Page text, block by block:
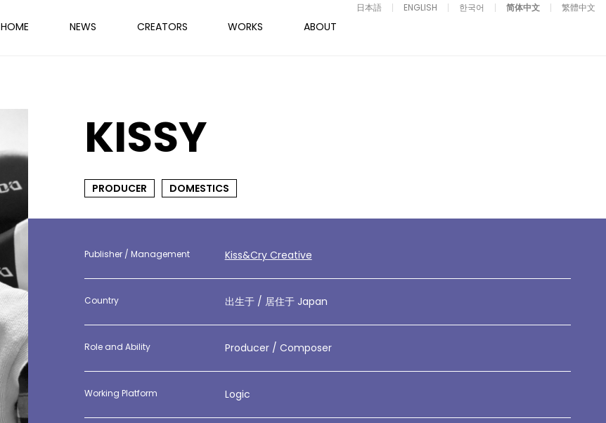
HOME NEWS CREATORS WORKS ABOUT
ENGLISH
日本語 한국어 简体中文 繁體中文
KISSY
PRODUCER DOMESTICS
Publisher / Management Kiss&Cry Creative
Country 出生于 / 居住于 Japan
Role and Ability Producer / Composer
Working Platform Logic